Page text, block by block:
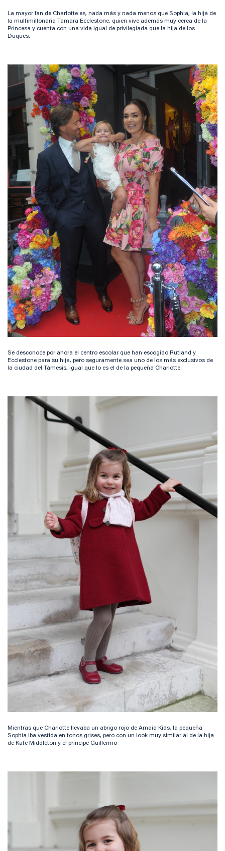
La mayor fan de Charlotte es, nada más y nada menos que Sophia, la hija de
la multimillonaria Tamara Ecclestone, quien vive además muy cerca de la
Princesa y cuenta con una vida igual de privilegiada que la hija de los
Duques.
Se desconoce por ahora el centro escolar que han escogido Rutland y
Ecclestone para su hija, pero seguramente sea uno de los más exclusivos de
la ciudad del Támesis, igual que lo es el de la pequeña Charlotte.
Mientras que Charlotte llevaba un abrigo rojo de Amaia Kids, la pequeña
Sophia iba vestida en tonos grises, pero con un look muy similar al de la hija
de Kate Middleton y el príncipe Guillermo